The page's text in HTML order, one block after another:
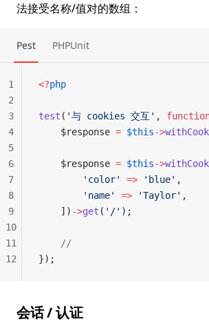
法接受名称/值对的数组：
Pest PHPUnit
<?php
test ( '与 cookies 交互' ,
    $response
= $this->
    $response
= $this->
        'color'
=> 'blue' ,
        'name'
=> 'Taylor' ,
    ])
->get ( '/' );
    //
});
1
2
3
4
5
6
7
8
9
10
11
12
会话 / 认证